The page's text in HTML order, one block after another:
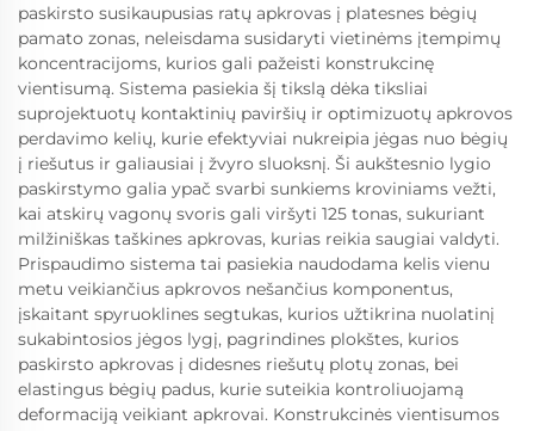
paskirsto susikaupusias ratų apkrovas į platesnes bėgių
pamato zonas, neleisdama susidaryti vietinėms įtempimų
koncentracijoms, kurios gali pažeisti konstrukcinę
vientisumą. Sistema pasiekia šį tikslą dėka tiksliai
suprojektuotų kontaktinių paviršių ir optimizuotų apkrovos
perdavimo kelių, kurie efektyviai nukreipia jėgas nuo bėgių
į riešutus ir galiausiai į žvyro sluoksnį. Ši aukštesnio lygio
paskirstymo galia ypač svarbi sunkiems kroviniams vežti,
kai atskirų vagonų svoris gali viršyti 125 tonas, sukuriant
milžiniškas taškines apkrovas, kurias reikia saugiai valdyti.
Prispaudimo sistema tai pasiekia naudodama kelis vienu
metu veikiančius apkrovos nešančius komponentus,
įskaitant spyruoklines segtukas, kurios užtikrina nuolatinį
sukabintosios jėgos lygį, pagrindines plokštes, kurios
paskirsto apkrovas į didesnes riešutų plotų zonas, bei
elastingus bėgių padus, kurie suteikia kontroliuojamą
deformaciją veikiant apkrovai. Konstrukcinės vientisumos